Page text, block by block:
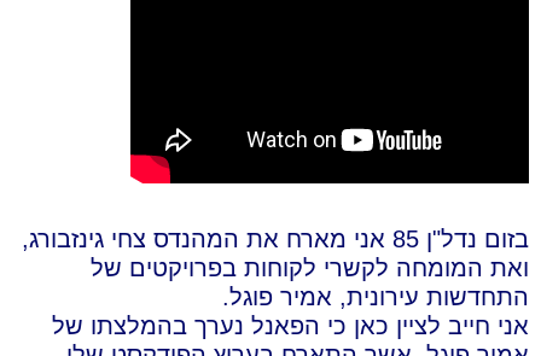
בזום נדל"ן 85 אני מארח את המהנדס צחי גינזבורג,
ואת המומחה לקשרי לקוחות בפרויקטים של
התחדשות עירונית, אמיר פוגל.
אני חייב לציין כאן כי הפאנל נערך בהמלצתו של